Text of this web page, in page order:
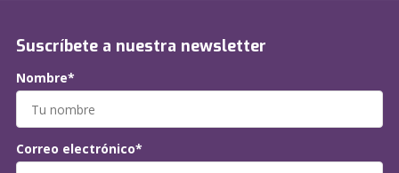
Suscríbete a nuestra newsletter
Nombre*
Correo electrónico*